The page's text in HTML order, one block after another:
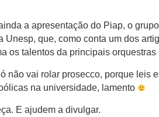
a apresentação do Piap, o
Unesp, que, como conta um dos
os talentos da principais
não vai rolar prosecco, porque leis
na universidade, lamento
E ajudem a divulgar.